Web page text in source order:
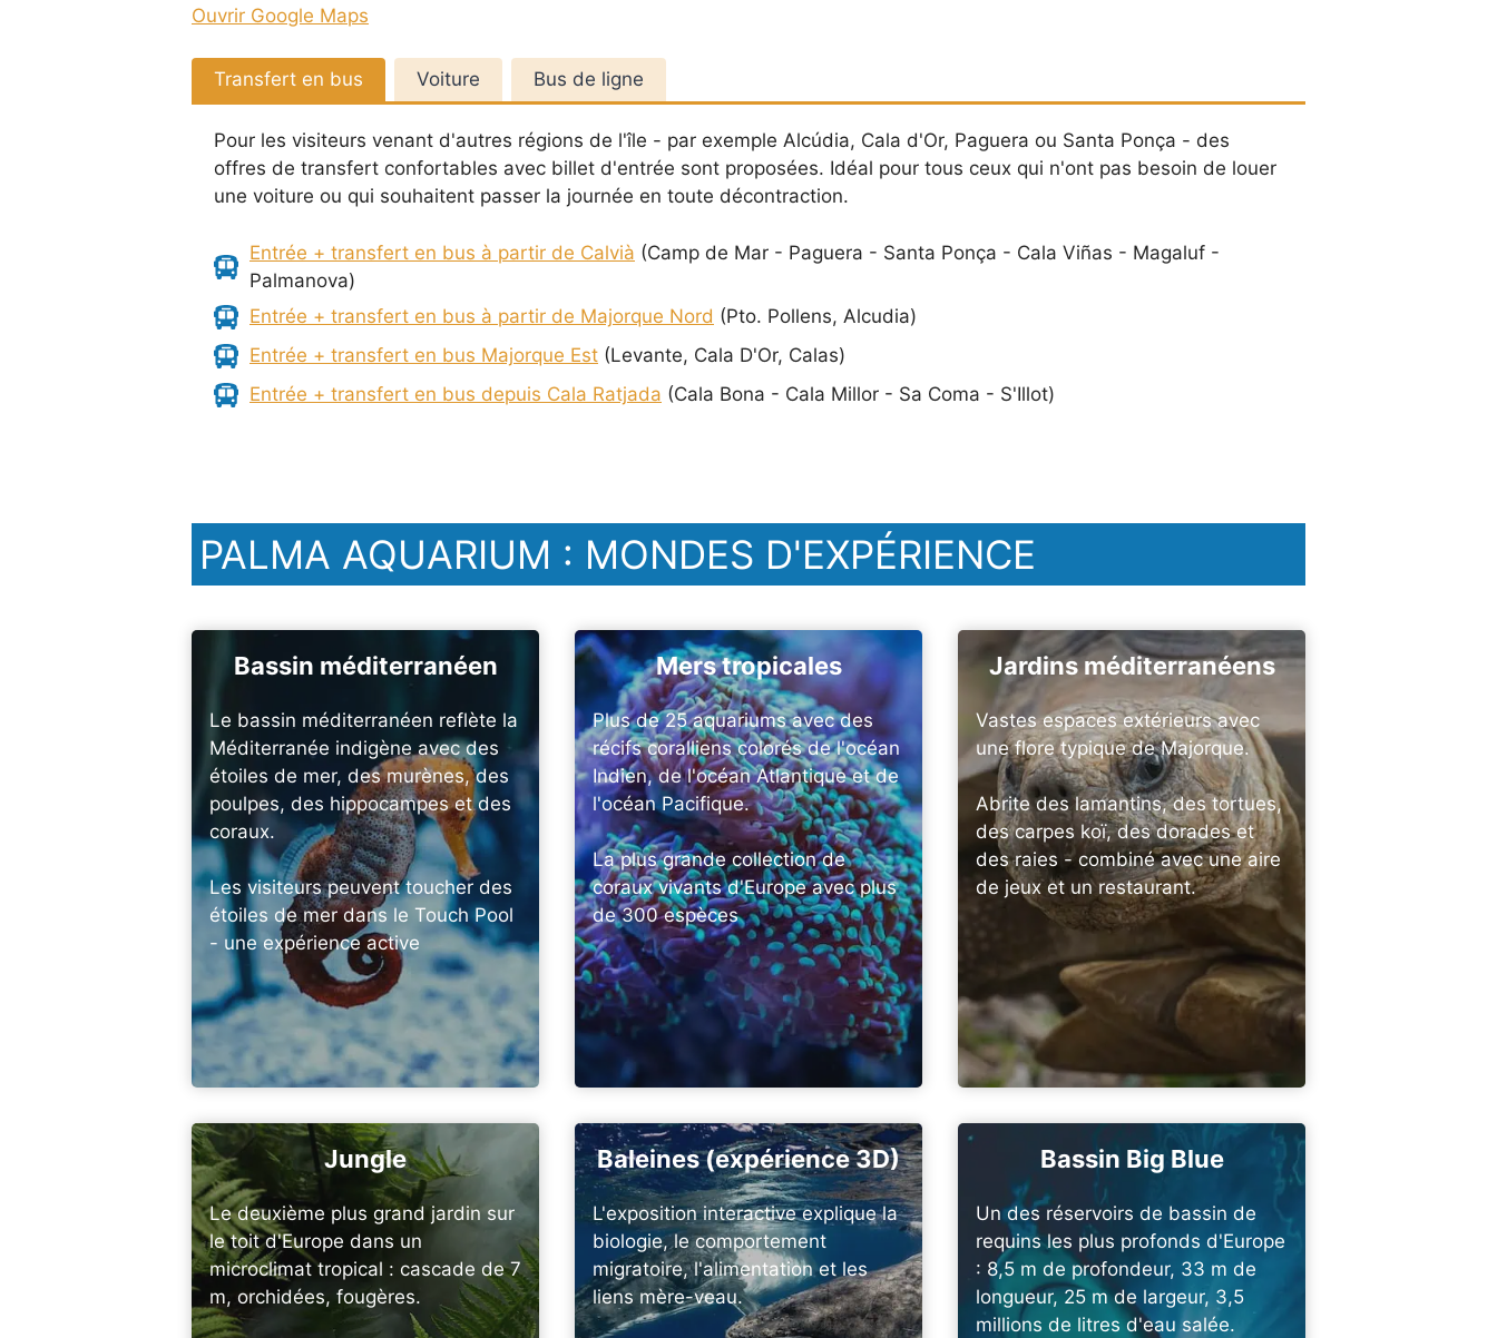
Ouvrir Google Maps
Transfert en bus Voiture Bus de ligne
Pour les visiteurs venant d'autres régions de l'île - par exemple Alcúdia, Cala d'Or, Paguera ou Santa Ponça - des
offres de transfert confortables avec billet d'entrée sont proposées. Idéal pour tous ceux qui n'ont pas besoin de louer
une voiture ou qui souhaitent passer la journée en toute décontraction.
Entrée + transfert en bus à partir de Calvià (Camp de Mar - Paguera - Santa Ponça - Cala Viñas - Magaluf -
Palmanova)
Entrée + transfert en bus à partir de Majorque Nord (Pto. Pollens, Alcudia)
Entrée + transfert en bus Majorque Est (Levante, Cala D'Or, Calas)
Entrée + transfert en bus depuis Cala Ratjada (Cala Bona - Cala Millor - Sa Coma - S'Illot)
PALMA AQUARIUM : MONDES D'EXPÉRIENCE
Bassin méditerranéen
Le bassin méditerranéen reflète la
Méditerranée indigène avec des
étoiles de mer, des murènes, des
poulpes, des hippocampes et des
coraux.
Les visiteurs peuvent toucher des
étoiles de mer dans le Touch Pool
- une expérience active
Mers tropicales
Plus de 25 aquariums avec des
récifs coralliens colorés de l'océan
Indien, de l'océan Atlantique et de
l'océan Pacifique.
La plus grande collection de
coraux vivants d'Europe avec plus
de 300 espèces
Jardins méditerranéens
Vastes espaces extérieurs avec
une flore typique de Majorque.
Abrite des lamantins, des tortues,
des carpes koï, des dorades et
des raies - combiné avec une aire
de jeux et un restaurant.
Jungle
Le deuxième plus grand jardin sur
le toit d'Europe dans un
microclimat tropical : cascade de 7
m, orchidées, fougères.
Baleines (expérience 3D)
L'exposition interactive explique la
biologie, le comportement
migratoire, l'alimentation et les
liens mère-veau.
Bassin Big Blue
Un des réservoirs de bassin de
requins les plus profonds d'Europe
: 8,5 m de profondeur, 33 m de
longueur, 25 m de largeur, 3,5
millions de litres d'eau salée.